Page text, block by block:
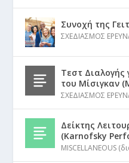
Συνοχή της
ΣΧΕΔΙΑΣΜΟΣ
Τεστ
του Μίσιγκαν
ΣΧΕΔΙΑΣΜΟΣ
Δείκτης
(Karnofsky
MISCELLANEOUS